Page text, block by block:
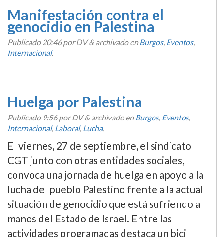
Manifestación contra el
genocidio en Palestina
Publicado20:46por DV&archivado enBurgos, Eventos,
Internacional.
Huelga por Palestina
Publicado 9:56por DV&archivado enBurgos, Eventos,
Internacional, Laboral, Lucha.
El viernes, 27 de septiembre, el sindicato
CGT junto con otras entidades sociales,
convoca una jornada de huelga en apoyo a la
lucha del pueblo Palestino frente a la actual
situación de genocidio que está sufriendo a
manos del Estado de Israel. Entre las
actividades programadas destaca un bici